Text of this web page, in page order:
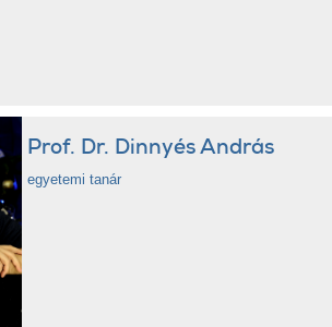
Prof. Dr. Dinnyés András
egyetemi tanár